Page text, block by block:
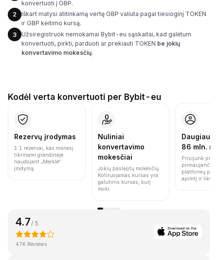
konvertuoti į GBP.
2
Iškart matysi atitinkamą vertę GBP valiuta pagal tiesioginį TOKEN
ir GBP keitimo kursą.
3
Užsiregistruok nemokamai Bybit-eu sąskaitai, kad galėtum
konvertuoti, pirkti, parduoti ar prekiauti TOKEN be jokių
konvertavimo mokesčių.
Kodėl verta konvertuoti per Bybit-eu
Rezervų įrodymas
1:1 rezervai, kas mėnesį
tikrinami grandinėje
naudojant „Merkle“
įrodymą.
Nuliniai
konvertavimo
mokesčiai
Jokių paslėptų mokesčių.
Kotiruojamas kursas yra
galutinis kursas, kurį
moki.
Daugiau
86 mln.
Prisijunk prie
pirmaujančių
platformų
apimtį ir
4.7 / 5
47K Reviews